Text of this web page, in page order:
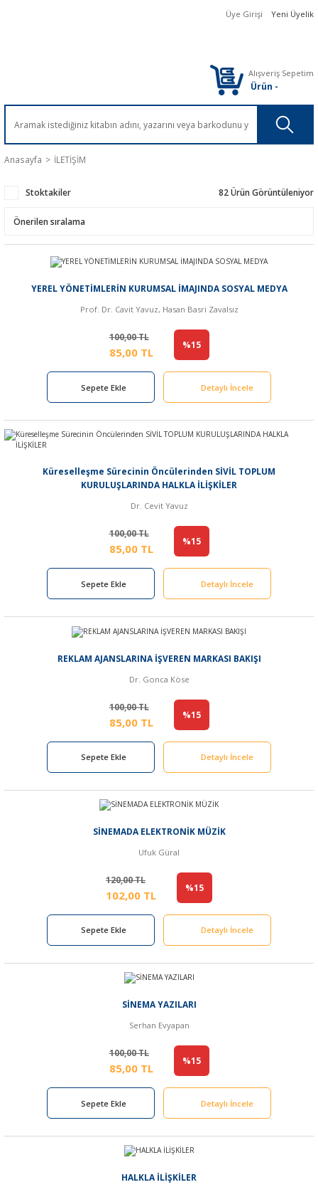
Üye Girişi Yeni Üyelik
Alışveriş Sepetim
Ürün -
Anasayfa İLETİŞİM
Stoktakiler 82 Ürün Görüntüleniyor
YEREL YÖNETİMLERİN KURUMSAL İMAJINDA SOSYAL MEDYA
Prof. Dr. Cavit Yavuz, Hasan Basri Zavalsız
100,00 TL
85,00 TL
%15
Sepete Ekle Detaylı İncele
Küreselleşme Sürecinin Öncülerinden SİVİL TOPLUM
KURULUŞLARINDA HALKLA İLİŞKİLER
Dr. Cevit Yavuz
100,00 TL
85,00 TL
%15
Sepete Ekle Detaylı İncele
REKLAM AJANSLARINA İŞVEREN MARKASI BAKIŞI
Dr. Gonca Köse
100,00 TL
85,00 TL
%15
Sepete Ekle Detaylı İncele
SİNEMADA ELEKTRONİK MÜZİK
Ufuk Güral
120,00 TL
102,00 TL
%15
Sepete Ekle Detaylı İncele
SİNEMA YAZILARI
Serhan Evyapan
100,00 TL
85,00 TL
%15
Sepete Ekle Detaylı İncele
HALKLA İLİŞKİLER